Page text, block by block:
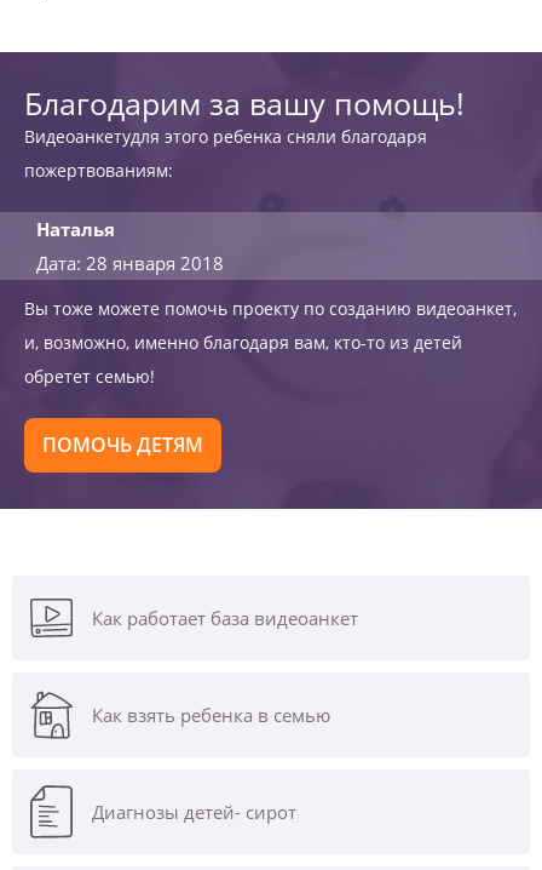
Благодарим за вашу помощь!
Видеоанкетудля этого ребенка сняли благодаря
пожертвованиям:
Наталья
Дата: 28 января 2018
Вы тоже можете помочь проекту по созданию видеоанкет,
и, возможно, именно благодаря вам, кто-то из детей
обретет семью!
ПОМОЧЬ ДЕТЯМ
Как работает база видеоанкет
Как взять ребенка в семью
Диагнозы детей- сирот